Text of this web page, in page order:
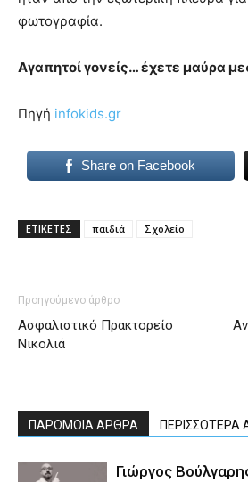
φωτογραφία.
Αγαπητοί γονείς… έχετε μαύρα
Πηγή infokids.gr
Share on Facebook
ΕΤΙΚΕΤΕΣ παιδιά Σχολείο
Προηγούμενο άρθρο
Ασφαλιστικό Πρακτορείο
Νικολιά
ΠΑΡΟΜΟΙΑ ΑΡΘΡΑ ΠΕΡΙΣΣΟΤΕΡΑ
Γιώργος